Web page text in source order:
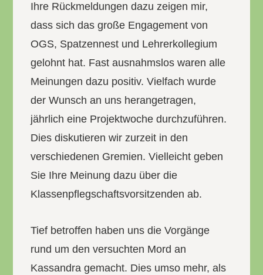
Ihre Rückmeldungen dazu zeigen mir,
dass sich das große Engagement von
OGS, Spatzennest und Lehrerkollegium
gelohnt hat. Fast ausnahmslos waren alle
Meinungen dazu positiv. Vielfach wurde
der Wunsch an uns herangetragen,
jährlich eine Projektwoche durchzuführen.
Dies diskutieren wir zurzeit in den
verschiedenen Gremien. Vielleicht geben
Sie Ihre Meinung dazu über die
Klassenpflegschaftsvorsitzenden ab.
Tief betroffen haben uns die Vorgänge
rund um den versuchten Mord an
Kassandra gemacht. Dies umso mehr, als